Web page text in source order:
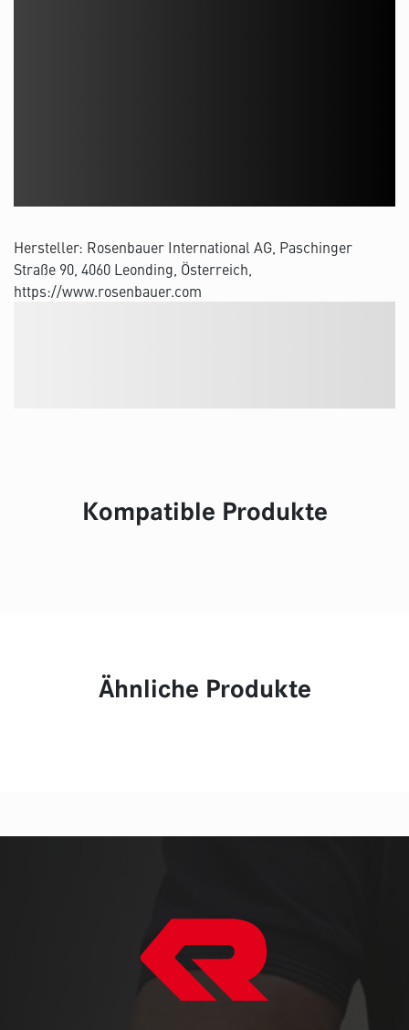
Hersteller: Rosenbauer International AG, Paschinger
Straße 90, 4060 Leonding, Österreich,
https://www.rosenbauer.com
Kompatible Produkte
Ähnliche Produkte